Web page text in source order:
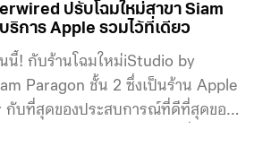
ปี่ยมด้วยแรงบันดาลใจและพลังแห่ง
ยรกาญจนวงศ์ กรรมการผู้จัดการ
ปรับโฉมใหม่สาขา Siam
ริการ Apple รวมไว้ที่เดียว
นี้! กับร้านโฉมใหม่iStudio by
Paragon ชั้น 2 ซึ่งเป็นร้าน Apple
กับที่สุดของประสบการณ์ที่ดีที่สุดของ